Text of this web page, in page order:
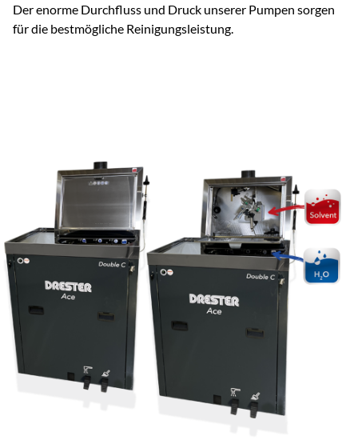
Der enorme Durchfluss und Druck unserer Pumpen sorgen
für die bestmögliche Reinigungsleistung.